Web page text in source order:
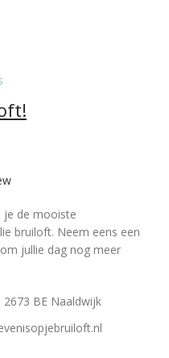
je de mooiste
bruiloft. Neem eens een
jullie dag nog meer
BE Naaldwijk